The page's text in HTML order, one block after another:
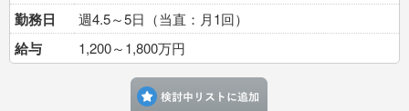
勤務日 週4.5～5日（当直：月1回）
給与 1,200～1,800万円